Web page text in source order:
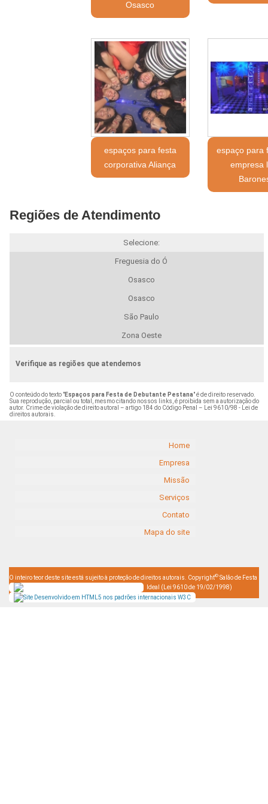
Osasco
espaços para festa
corporativa Aliança
espaço para
empresa
Regiões de Atendimento
Selecione:
Freguesia do Ó
Osasco
Osasco
São Paulo
Zona Oeste
Verifique as regiões que atendemos
O conteúdo do texto "Espaços para Festa de Debutante Pestana" é de direito reservado.
Sua reprodução, parcial ou total, mesmo citando nossos links, é proibida sem a autorização do
autor. Crime de violação de direito autoral – artigo 184 do Código Penal – Lei 9610/98 - Lei de
direitos autorais.
Home
Empresa
Missão
Serviços
Contato
Mapa do site
O inteiro teor deste site está sujeito à proteção de direitos autorais. Copyright© Salão de Festa
Ideal (Lei 9610 de 19/02/1998)